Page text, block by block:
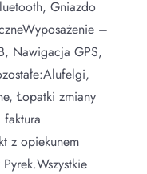
Gniazdo
–
Nawigacja GPS,
Łopatki zmiany
faktura
z opiekunem